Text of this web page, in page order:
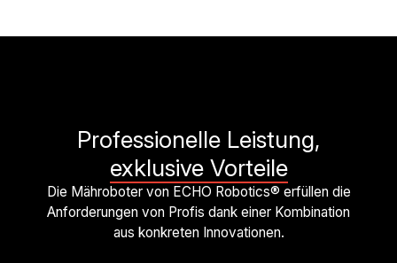
Professionelle Leistung,
exklusive Vorteile
Die Mähroboter von ECHO Robotics® erfüllen die
Anforderungen von Profis dank einer Kombination
aus konkreten Innovationen.